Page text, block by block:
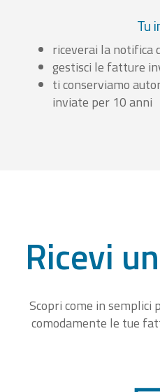
Tu
riceverai la notifica
gestisci le fatture
ti conserviamo
inviate per 10 anni
Ricevi
Scopri come in semplici
comodamente le tue